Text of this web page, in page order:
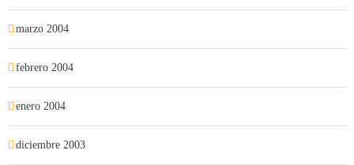
marzo 2004
febrero 2004
enero 2004
diciembre 2003